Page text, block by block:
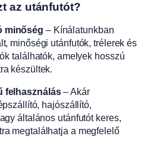
az utánfutót?
minőség – Kínálatunkban
minőségi utánfutók, trélerek és
találhatók, amelyek hosszú
készültek.
felhasználás– Akár
hajószállító,
általános utánfutót keres,
megtalálhatja a megfelelő